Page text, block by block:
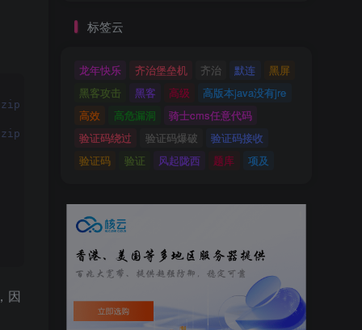
因
标签云
龙年快乐 齐治堡垒机 齐治 默连
黑屏
黑客攻击
黑客 高级
高版本java没有jre
高效
高危漏洞
骑士cms任意代码
验证码绕过
验证码爆破
验证码接收
验证码
验证 风起陇西 题库 项及